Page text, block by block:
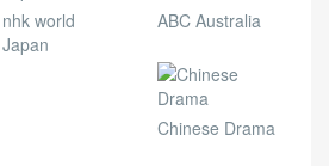
nhk world
Japan
ABC Australia
Chinese Drama